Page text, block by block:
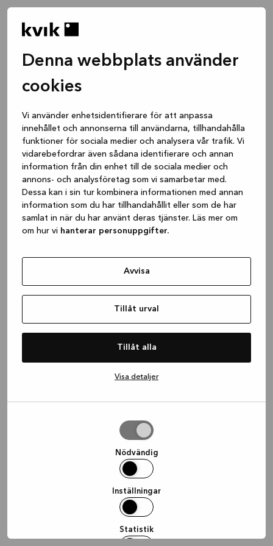
Denna webbplats använder
cookies
Vi använder enhetsidentifierare för att anpassa
innehållet och annonserna till användarna, tillhandahålla
funktioner för sociala medier och analysera vår trafik. Vi
vidarebefordrar även sådana identifierare och annan
information från din enhet till de sociala medier och
annons- och analysföretag som vi samarbetar med.
Dessa kan i sin tur kombinera informationen med annan
information som du har tillhandahållit eller som de har
samlat in när du har använt deras tjänster. Läs mer om
om hur vi hanterar personuppgifter.
Avvisa
Tillåt urval
Tillåt alla
Visa detaljer
Nödvändig
Inställningar
Statistik
(see the browser console for more
information).